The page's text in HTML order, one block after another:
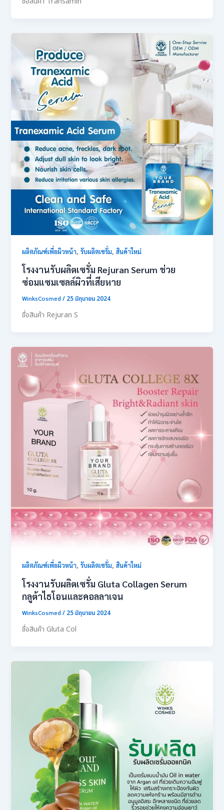
ผลิตภัณฑ์เพื่อผิวหน้า,รับผลิตเซรั่ม,สินค้าใหม่
โรงงานรับผลิตเซรั่ม Rejuran Serum ช่วย
ซ่อมแซมเซลล์ผิวที่เสียหาย
WinksCosmed/ 25 มิถุนายน 2024
ชื่อสินค้า Rejuran S
ผลิตภัณฑ์เพื่อผิวหน้า,รับผลิตเซรั่ม,สินค้าใหม่
โรงงานรับผลิตเซรั่ม Gluta Collagen Serum
กลูต้าไธโอนและคอลลาเจน
WinksCosmed/ 25 มิถุนายน 2024
ชื่อสินค้า Gluta Col